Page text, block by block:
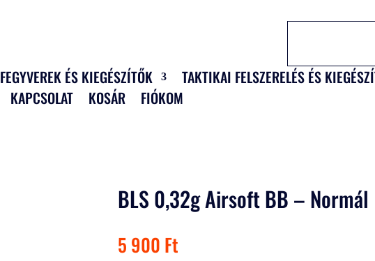
FEGYVEREK ÉS KIEGÉSZÍTŐK TAKTIKAI FELSZERELÉS ÉS
KAPCSOLAT
KOSÁR FIÓKOM
BLS 0,32g Airsoft BB –
5 900 Ft